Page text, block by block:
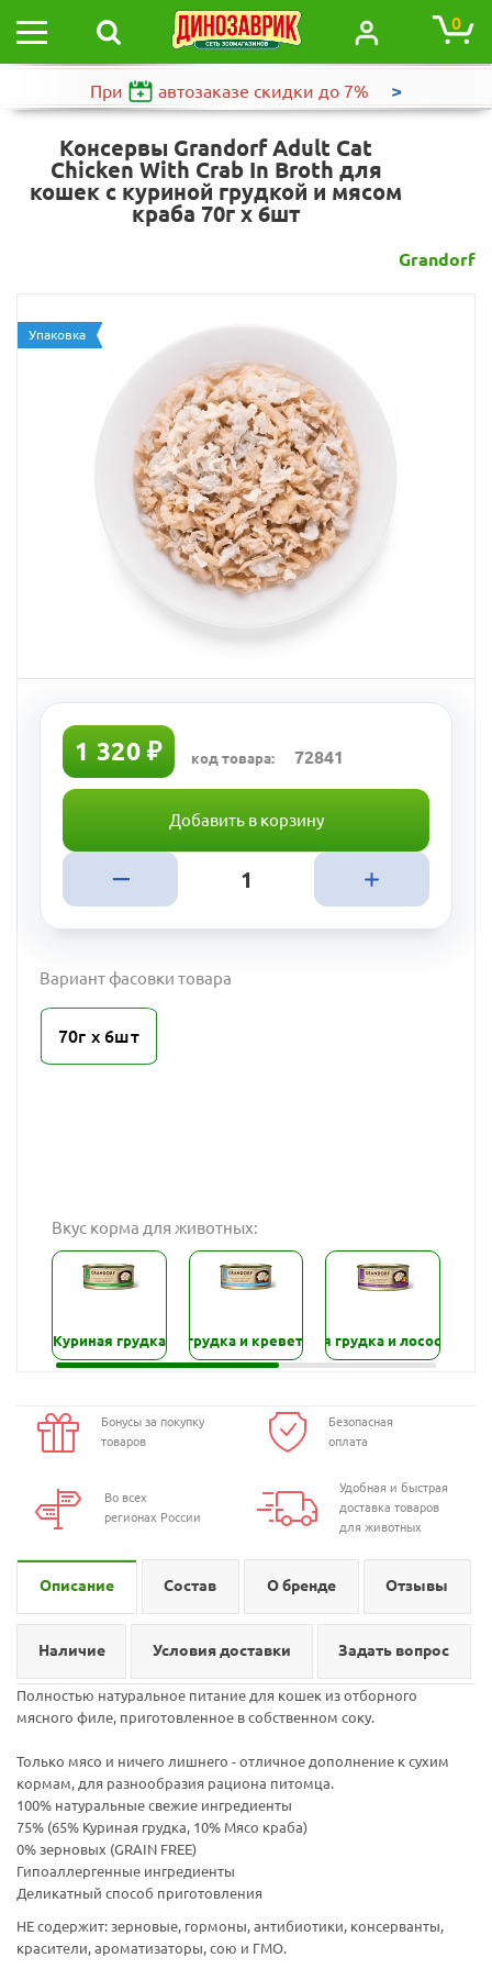
0
При автозаказе скидки до 7% >
Консервы Grandorf Adult Cat
Chicken With Crab In Broth для
кошек с куриной грудкой и мясом
краба 70г х 6шт
Grandorf
Упаковка
1 320 ₽ код товара: 72841
Добавить в корзину
Вариант фасовки товара
70г х 6шт
Вкус корма для животных:
Куриная грудкаКуриная грудка и креветкиКуриная грудка и лосось
Куриная
Бонусы за покупку
товаров
Безопасная
оплата
Во всех
регионах России
Удобная и быстрая
доставка товаров
для животных
Описание Состав О бренде Отзывы
Наличие Условия доставки Задать вопрос
Полностью натуральное питание для кошек из отборного
мясного филе, приготовленное в собственном соку.
Только мясо и ничего лишнего - отличное дополнение к сухим
кормам, для разнообразия рациона питомца.
100% натуральные свежие ингредиенты
75% (65% Куриная грудка, 10% Мясо краба)
0% зерновых (GRAIN FREE)
Гипоаллергенные ингредиенты
Деликатный способ приготовления
НЕ содержит: зерновые, гормоны, антибиотики, консерванты,
красители, ароматизаторы, сою и ГМО.